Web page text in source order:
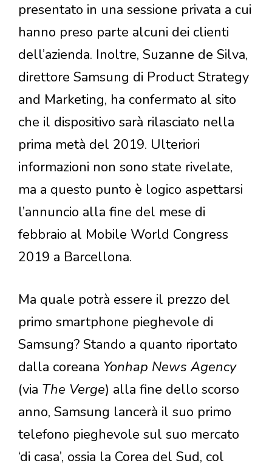
presentato in una sessione privata a cui
hanno preso parte alcuni dei clienti
dell’azienda. Inoltre, Suzanne de Silva,
direttore Samsung di Product Strategy
and Marketing, ha confermato al sito
che il dispositivo sarà rilasciato nella
prima metà del 2019. Ulteriori
informazioni non sono state rivelate,
ma a questo punto è logico aspettarsi
l’annuncio alla fine del mese di
febbraio al Mobile World Congress
2019 a Barcellona.
Ma quale potrà essere il prezzo del
primo smartphone pieghevole di
Samsung? Stando a quanto riportato
dalla coreana Yonhap News Agency
(via The Verge) alla fine dello scorso
anno, Samsung lancerà il suo primo
telefono pieghevole sul suo mercato
‘di casa’, ossia la Corea del Sud, col